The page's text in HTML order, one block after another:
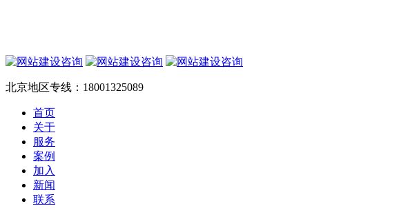
北京地区专线：18001325089
首页
关于
服务
案例
加入
新闻
联系